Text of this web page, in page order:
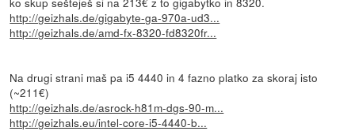
http://geizhals.de/gigabyte-ga-970a-ud3...
http://geizhals.de/amd-fx-8320-fd8320fr...
Na drugi strani maš pa i5 4440 in 4 fazno platko za skoraj isto
(~211€)
http://geizhals.de/asrock-h81m-dgs-90-m...
http://geizhals.eu/intel-core-i5-4440-b...